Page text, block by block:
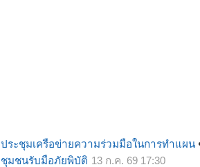
ประชุมเครือข่ายความร่วมมือในการทำแผน
ชุมชนรับมือภัยพิบัติ 13 ก.ค. 69 17:30